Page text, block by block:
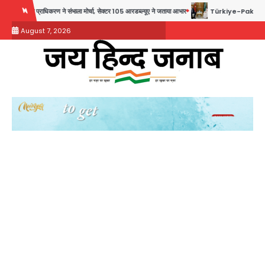
content
ने संभाला मोर्चा, सेक्टर 105 आरडब्ल्यूए ने जताया आभार Türkiye-Pakistan: मक्का में सऊदी,
August 7, 2026